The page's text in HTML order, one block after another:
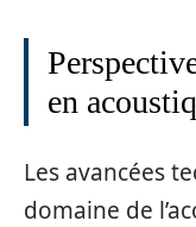
en
Les avancées
domaine de